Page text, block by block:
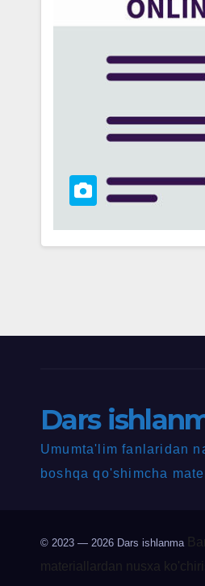
Dars
Umumta'lim fanlaridan
boshqa qo'shimcha
© 2023 — 2026 Dars ishlanma
materiallardan nusxa